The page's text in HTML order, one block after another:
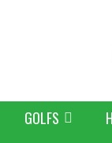
GOLFS